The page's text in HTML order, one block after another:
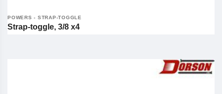
POWERS - STRAP-TOGGLE
Strap-toggle, 3/8 x4